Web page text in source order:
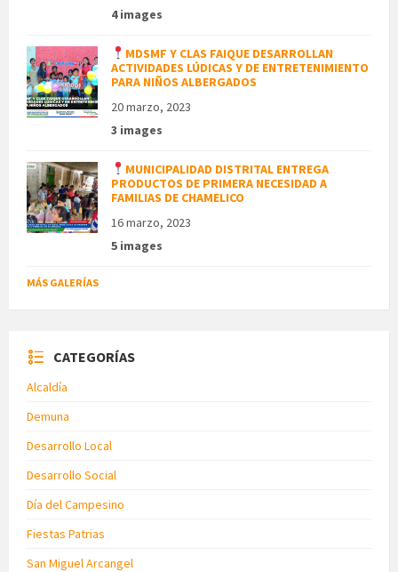
4 images
MDSMF Y CLAS FAIQUE DESARROLLAN
ACTIVIDADES LÚDICAS Y DE ENTRETENIMIENTO
PARA NIÑOS ALBERGADOS
20 marzo, 2023
3 images
MUNICIPALIDAD DISTRITAL ENTREGA
PRODUCTOS DE PRIMERA NECESIDAD A
FAMILIAS DE CHAMELICO
16 marzo, 2023
5 images
MÁS GALERÍAS
CATEGORÍAS
Alcaldía
Demuna
Desarrollo Local
Desarrollo Social
Día del Campesino
Fiestas Patrias
San Miguel Arcangel